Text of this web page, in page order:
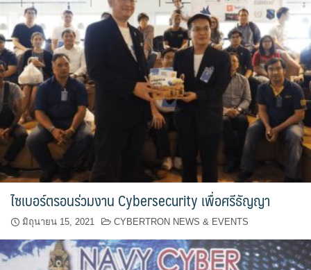
ไซเบอร์ตรอนร่วมงาน Cybersecurity เพื่อศรีธัญญา
มิถุนายน 15, 2021 CYBERTRON NEWS & EVENTS